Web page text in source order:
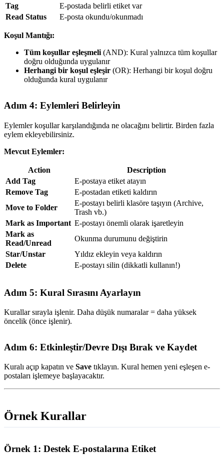
Tag
E-postada belirli etiket var
Read Status
E-posta okundu/okunmadı
Koşul Mantığı:
Tüm koşullar eşleşmeli(AND): Kural yalnızca tüm koşullar
doğru olduğunda uygulanır
Herhangi bir koşul eşleşir (OR): Herhangi bir koşul doğru
olduğunda kural uygulanır
Adım 4: Eylemleri Belirleyin
Eylemler koşullar karşılandığında ne olacağını belirtir. Birden fazla
eylem ekleyebilirsiniz.
Mevcut Eylemler:
Action
Description
Add Tag
E-postaya etiket atayın
Remove Tag
E-postadan etiketi kaldırın
Move to Folder
E-postayı belirli klasöre taşıyın (Archive,
Trash vb.)
Mark as Important E-postayı önemli olarak işaretleyin
Mark as
Read/Unread
Okunma durumunu değiştirin
Star/Unstar
Yıldız ekleyin veya kaldırın
Delete
E-postayı silin (dikkatli kullanın!)
Adım 5: Kural Sırasını Ayarlayın
Kurallar sırayla işlenir. Daha düşük numaralar = daha yüksek
öncelik (önce işlenir).
Adım 6: Etkinleştir/Devre Dışı Bırak ve Kaydet
Kuralı açıp kapatın ve Save tıklayın. Kural hemen yeni eşleşen e-
postaları işlemeye başlayacaktır.
Örnek Kurallar
Örnek 1: Destek E-postalarına Etiket